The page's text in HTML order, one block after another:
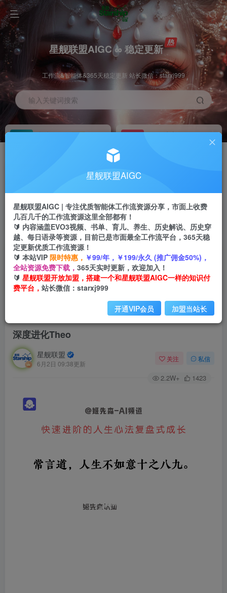
星舰联盟AIGC ∞ 稳定更新
工作流&智能体&365天稳定更新 站长微信：starxj999
输入关键词搜索
加入会员 工作流主页
每周免费工作流体验
站长招募
推荐
项目周期预估10年
深度进化Theo
星舰联盟
6月2日 09:38更新
关注 私信
2.2W+ 1423
星舰联盟AIGC
星舰联盟AIGC | 专注优质智能体工作流资源分享，市面上收费
几百几千的工作流资源这里全部都有！
🔰 内容涵盖EVO3视频、书单、育儿、养生、历史解说、历史穿
越、每日语录等资源，目前已是市面最全工作流平台，365天稳
定更新优质工作流资源！
🔰 本站VIP 限时特惠， ￥99/年，￥199/永久 (推广佣金50%)，
全站资源免费下载， 365天实时更新，欢迎加入！
🔰 星舰联盟开放加盟，搭建一个和星舰联盟AIGC一样的知识付
费平台， 站长微信：starxj999
开通VIP会员 加盟当站长